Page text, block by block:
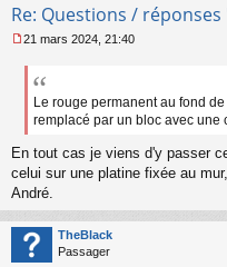
o
l
Re: Questions /
e
g
e
n
n
u
21 mars 2024, 21:40
Le rouge permanent au fond
remplacé par un bloc avec une
En tout cas je viens d'y passer
celui sur une platine fixée au
André.
TheBlack
Passager